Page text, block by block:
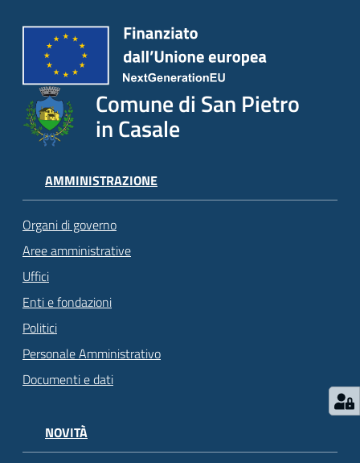
Comune di San Pietro
in Casale
AMMINISTRAZIONE
Organi di governo
Aree amministrative
Uffici
Enti e fondazioni
Politici
Personale Amministrativo
Documenti e dati
NOVITÀ